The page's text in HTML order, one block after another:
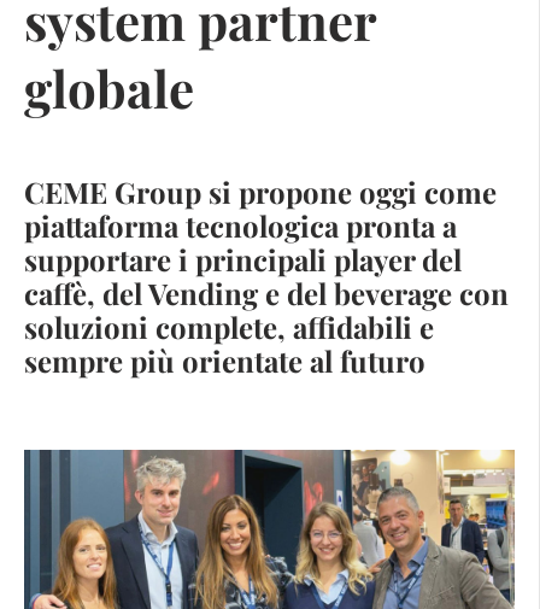
system partner
globale
CEME Group si propone oggi come
piattaforma tecnologica pronta a
supportare i principali player del
caffè, del Vending e del beverage con
soluzioni complete, affidabili e
sempre più orientate al futuro